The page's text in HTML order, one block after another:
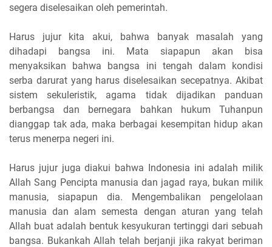
segera diselesaikan oleh pemerintah.
Harus jujur kita akui, bahwa banyak masalah yang
dihadapi bangsa ini. Mata siapapun akan bisa
menyaksikan bahwa bangsa ini tengah dalam kondisi
serba darurat yang harus diselesaikan secepatnya. Akibat
sistem sekuleristik, agama tidak dijadikan panduan
berbangsa dan bernegara bahkan hukum Tuhanpun
dianggap tak ada, maka berbagai kesempitan hidup akan
terus menerpa negeri ini.
Harus jujur juga diakui bahwa Indonesia ini adalah milik
Allah Sang Pencipta manusia dan jagad raya, bukan milik
manusia, siapapun dia. Mengembalikan pengelolaan
manusia dan alam semesta dengan aturan yang telah
Allah buat adalah bentuk kesyukuran tertinggi dari sebuah
bangsa. Bukankah Allah telah berjanji jika rakyat beriman